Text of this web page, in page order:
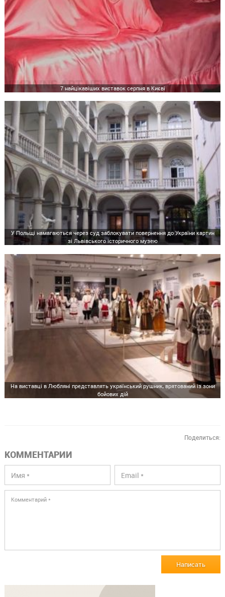
7 найцікавіших виставок серпня в Києві
У Польщі намагаються через суд заблокувати повернення до України картин
зі Львівського історичного музею
На виставці в Любляні представлять український рушник, врятований із зони
бойових дій
Поделиться:
КОММЕНТАРИИ
Написать